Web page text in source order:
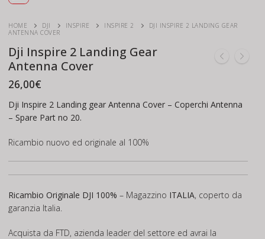
HOME DJI INSPIRE INSPIRE 2
DJI INSPIRE 2 LANDING GEAR
ANTENNA COVER
Dji Inspire 2 Landing Gear
Antenna Cover
26,00€
Dji Inspire 2 Landing gear Antenna Cover – Coperchi Antenna
– Spare Part no 20.
Ricambio nuovo ed originale al 100%
Ricambio Originale DJI 100% – Magazzino ITALIA, coperto da
garanzia Italia.
Acquista da FTD, azienda leader del settore ed avrai la